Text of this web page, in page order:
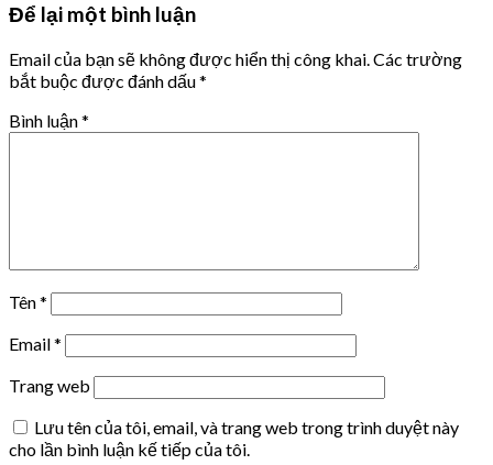
Để lại một bình luận
Email của bạn sẽ không được hiển thị công khai. Các trường
bắt buộc được đánh dấu*
Bình luận*
Tên*
Email*
Trang web
Lưu tên của tôi, email, và trang web trong trình duyệt này
cho lần bình luận kế tiếp của tôi.